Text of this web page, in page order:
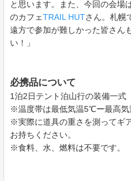
と思います。また、今回の会場
のカフェTRAIL HUTさん。札幌
遠方で参加が難しかった皆さん
い！」
必携品について
1泊2日テント泊山行の装備一式
※温度帯は最低気温5℃ー最高気
※実際に道具の重さを測ってギ
お持ちください。
※食料、水、燃料は不要です。